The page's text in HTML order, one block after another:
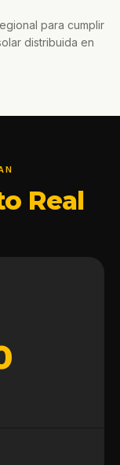
para cumplir
distribuida en
Real